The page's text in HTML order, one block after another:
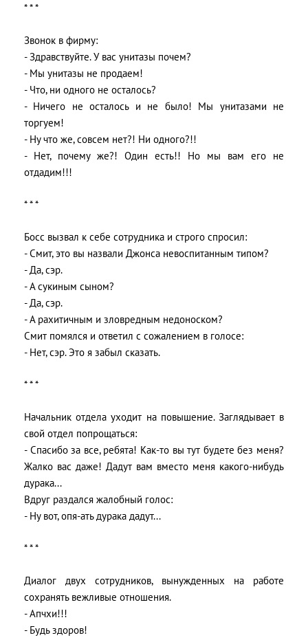
* * *
Звонок в фирму:
- Здравствуйте. У вас унитазы почем?
- Мы унитазы не продаем!
- Что, ни одного не осталось?
- Ничего не осталось и не было! Мы унитазами не
торгуем!
- Ну что же, совсем нет?! Ни одного?!!
- Нет, почему же?! Один есть!! Но мы вам его не
отдадим!!!
* * *
Босс вызвал к себе сотрудника и строго спросил:
- Смит, это вы назвали Джонса невоспитанным типом?
- Да, сэр.
- А сукиным сыном?
- Да, сэр.
- А рахитичным и зловредным недоноском?
Смит помялся и ответил с сожалением в голосе:
- Нет, сэр. Это я забыл сказать.
* * *
Начальник отдела уходит на повышение. Заглядывает в
свой отдел попрощаться:
- Спасибо за все, ребята! Как-то вы тут будете без меня?
Жалко вас даже! Дадут вам вместо меня какого-нибудь
дурака...
Вдруг раздался жалобный голос:
- Ну вот, опя-ать дурака дадут...
* * *
Диалог двух сотрудников, вынужденных на работе
сохранять вежливые отношения.
- Апчхи!!!
- Будь здоров!